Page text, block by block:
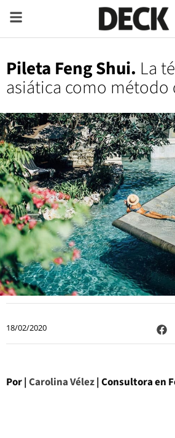
Pileta Feng Shui. La
asiática como
18/02/2020
Por | Carolina Vélez| Consultora en